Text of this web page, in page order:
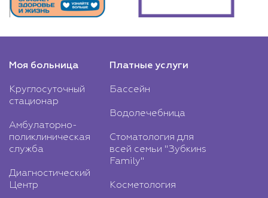
Моя больница
Круглосуточный
стационар
Амбулаторно-
поликлиническая
служба
Диагностический
Центр
Платные услуги
Бассейн
Водолечебница
Стоматология для
всей семьи "Зубкинs
Family"
Косметология